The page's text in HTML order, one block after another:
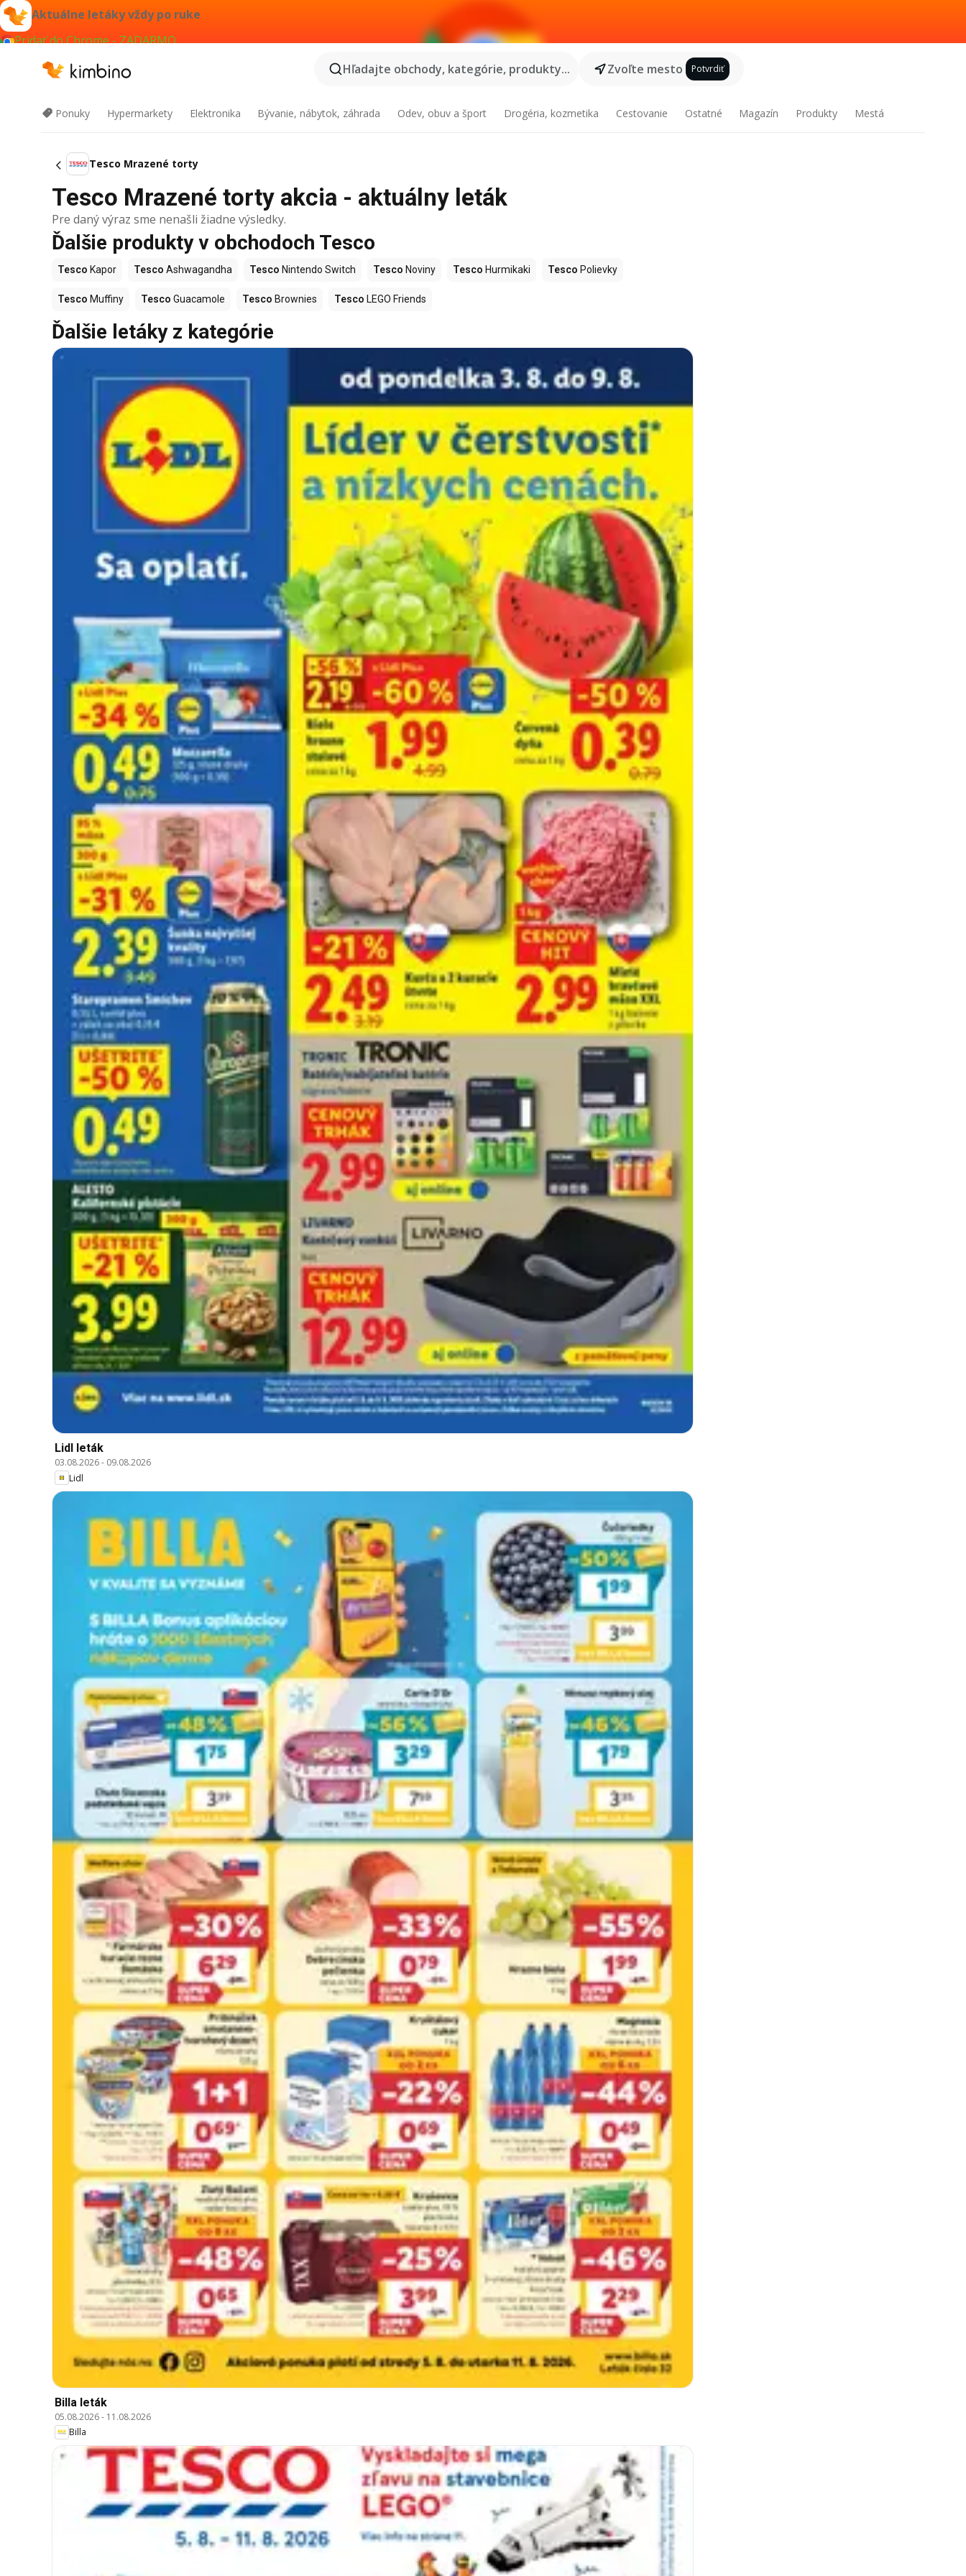
Aktuálne letáky vždy po ruke
Pridať do Chrome - ZADARMO
Hľadajte obchody, kategórie, produkty...
Zvoľte mesto Potvrdiť
Ponuky Hypermarkety Elektronika Bývanie, nábytok, záhrada Odev, obuv a šport Drogéria, kozmetika Cestovanie Ostatné Magazín Produkty Mestá
Tesco Mrazené torty
Tesco Mrazené torty akcia - aktuálny leták
Pre daný výraz sme nenašli žiadne výsledky.
Ďalšie produkty v obchodoch Tesco
Tesco Kapor Tesco Ashwagandha Tesco Nintendo Switch Tesco Noviny Tesco Hurmikaki Tesco Polievky
Tesco Muffiny Tesco Guacamole Tesco Brownies Tesco LEGO Friends
Ďalšie letáky z kategórie
Lidl leták
03.08.2026- 09.08.2026
Lidl
Billa leták
05.08.2026- 11.08.2026
Billa